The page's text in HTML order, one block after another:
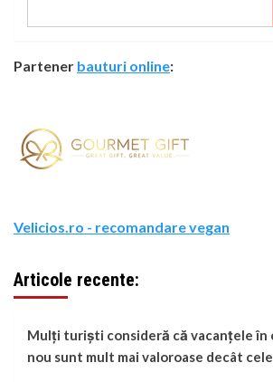
Partener bauturi online:
Velicios.ro - recomandare vegan
Articole recente:
Mulți turiști consideră că vacanțele în
nou sunt mult mai valoroase decât